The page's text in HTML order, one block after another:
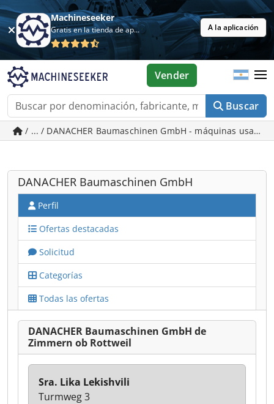
Machineseeker
Gratis en la tienda de aplicaciones A la aplicación
Buscar
Vender
/ ... / DANACHER Baumaschinen GmbH - máquinas
DANACHER Baumaschinen GmbH
Perfil
Ofertas destacadas
Solicitud
Categorías
Todas las ofertas
DANACHER Baumaschinen GmbH de
Zimmern ob Rottweil
Sra. Lika Lekishvili
Turmweg 3